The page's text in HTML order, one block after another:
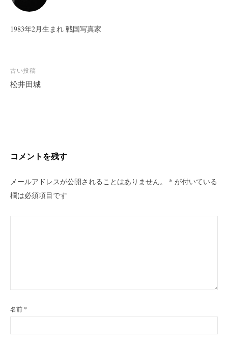
1983年2月生まれ 戦国写真家
投
稿
シ
ョ
ン
古い投稿
松井田城
コメントを残す
メールアドレスが公開されることはありません。 * が付いている
欄は必須項目です
名前 *